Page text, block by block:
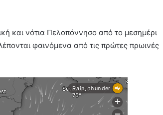
και νότια Πελοπόννησο από το μεσημέρι
φαινόμενα από τις πρώτες πρωινές